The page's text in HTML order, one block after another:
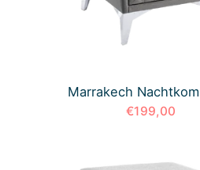
Marrakech
€199,00